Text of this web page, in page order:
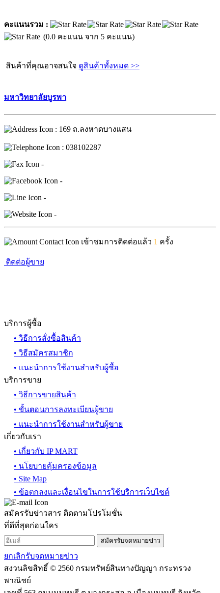
คะแนนรวม :
(0.0 คะแนน จาก 5 คะแนน)
สินค้าที่คุณอาจสนใจ ดูสินค้าทั้งหมด >>
มหาวิทยาลัยบูรพา
: 169 ถ.ลงหาดบางแสน
: 038102287
-
-
-
-
เข้าชมการติดต่อแล้ว 1 ครั้ง
ติดต่อผู้ขาย
บริการผู้ซื้อ
• วิธีการสั่งซื้อสินค้า
• วิธีสมัครสมาชิก
• แนะนำการใช้งานสำหรับผู้ซื้อ
บริการขาย
• วิธีการขายสินค้า
• ขั้นตอนการลงทะเบียนผู้ขาย
• แนะนำการใช้งานสำหรับผู้ขาย
เกี่ยวกับเรา
• เกี่ยวกับ IP MART
• นโยบายคุ้มครองข้อมูล
• Site Map
• ข้อตกลงและเงื่อนไขในการใช้บริการเว็บไซต์
สมัครรับข่าวสาร ติดตามโปรโมชั่น
ที่ดีที่สุดก่อนใคร
สมัครรับจดหมายข่าว
ยกเลิกรับจดหมายข่าว
สงวนลิขสิทธิ์ © 2560 กรมทรัพย์สินทางปัญญา กระทรวง
พาณิชย์